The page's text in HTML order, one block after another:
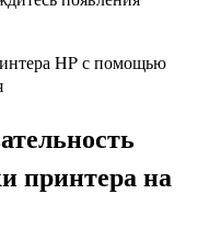
принтера на